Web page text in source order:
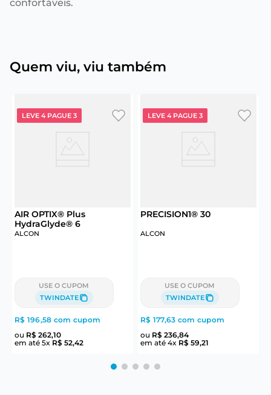
confortáveis.
Quem viu, viu também
LEVE 4 PAGUE 3
AIR OPTIX® Plus
HydraGlyde® 6
ALCON
USE O CUPOM
TWINDATE
R$ 196,58 com cupom
ou R$ 262,10
em até 5x R$ 52,42
LEVE 4 PAGUE 3
PRECISION1® 30
ALCON
USE O CUPOM
TWINDATE
R$ 177,63 com cupom
ou R$ 236,84
em até 4x R$ 59,21